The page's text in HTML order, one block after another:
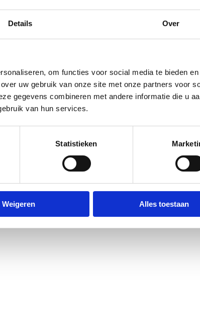
Details Over
om functies voor social media te bieden en
uw gebruik van onze site met onze partners voor
gegevens combineren met andere informatie die u
van hun services.
Statistieken
Weigeren Alles toestaan